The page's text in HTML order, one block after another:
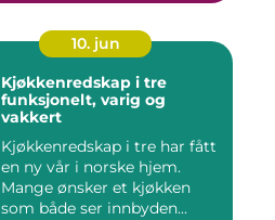
10. jun
Kjøkkenredskap i tre
funksjonelt, varig og
vakkert
Kjøkkenredskap i tre har fått
en ny vår i norske hjem.
Mange ønsker et kjøkken
som både ser innbyden...